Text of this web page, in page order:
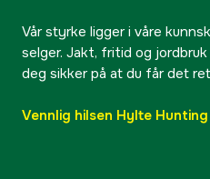
Vår styrke ligger i våre
selger. Jakt, fritid og
deg sikker på at du får det
Vennlig hilsen Hylte